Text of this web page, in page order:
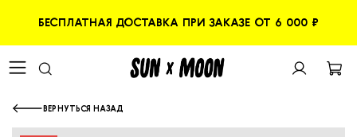
БЕСПЛАТНАЯ ДОСТАВКА ПРИ ЗАКАЗЕ ОТ 6 000 ₽
ВЕРНУТЬСЯ НАЗАД